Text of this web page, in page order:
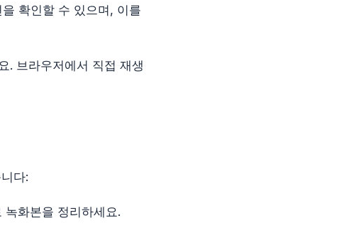
확인할 수 있으며, 이를
. 브라우저에서 직접 재생
다:
화본을 정리하세요.